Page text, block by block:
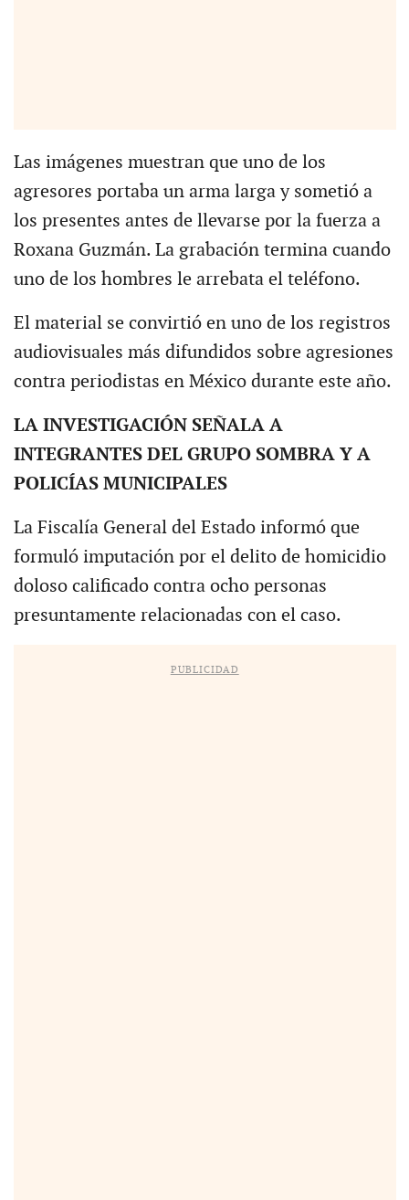
Las imágenes muestran que uno de los
agresores portaba un arma larga y sometió a
los presentes antes de llevarse por la fuerza a
Roxana Guzmán. La grabación termina cuando
uno de los hombres le arrebata el teléfono.
El material se convirtió en uno de los registros
audiovisuales más difundidos sobre agresiones
contra periodistas en México durante este año.
LA INVESTIGACIÓN SEÑALA A
INTEGRANTES DEL GRUPO SOMBRA Y A
POLICÍAS MUNICIPALES
La Fiscalía General del Estado informó que
formuló imputación por el delito de homicidio
doloso calificado contra ocho personas
presuntamente relacionadas con el caso.
PUBLICIDAD